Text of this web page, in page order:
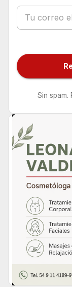
Sin spam.